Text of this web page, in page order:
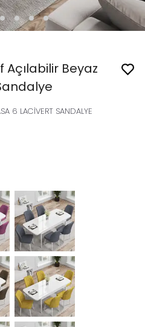
Açılabilir Beyaz
6 LACİVERT SANDALYE